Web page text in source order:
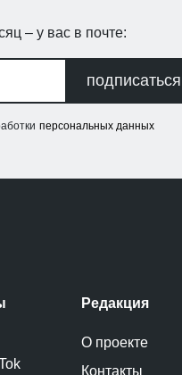
– у вас в почте:
подписаться
персональных данных
Редакция
О проекте
Контакты